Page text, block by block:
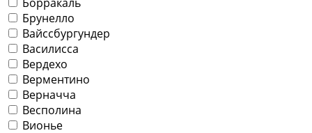
Брунелло
Вайссбургундер
Василисса
Вердехо
Верментино
Верначча
Весполина
Вионье